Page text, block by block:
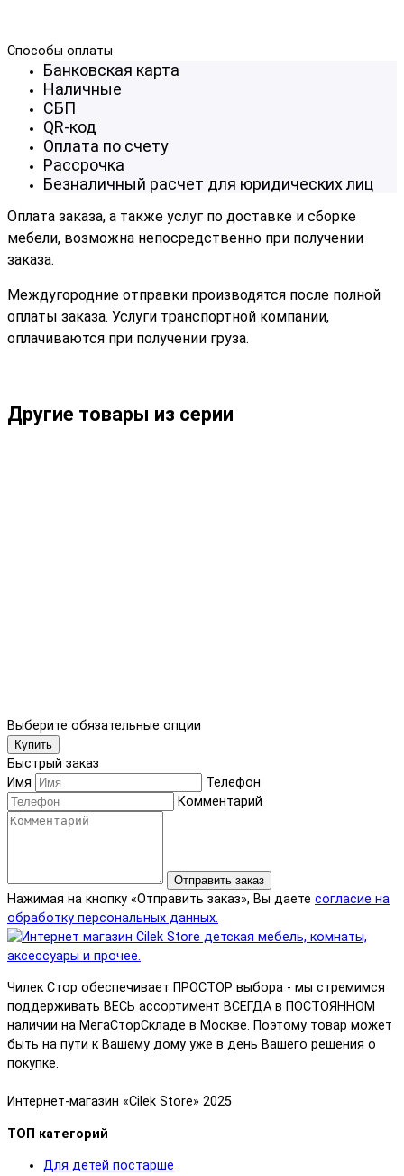
Способы оплаты
Банковская карта
Наличные
СБП
QR-код
Оплата по счету
Рассрочка
Безналичный расчет для юридических лиц
Оплата заказа, а также услуг по доставке и сборке
мебели, возможна непосредственно при получении
заказа.
Междугородние отправки производятся после полной
оплаты заказа. Услуги транспортной компании,
оплачиваются при получении груза.
Другие товары из серии
Выберите обязательные опции
Купить
Быстрый заказ
Имя
Телефон
Комментарий
Отправить заказ
Нажимая на кнопку «Отправить заказ», Вы даете согласие на
обработку персональных данных.
Чилек Стор обеспечивает ПРОСТОР выбора - мы стремимся
поддерживать ВЕСЬ ассортимент ВСЕГДА в ПОСТОЯННОМ
наличии на МегаСторСкладе в Москве. Поэтому товар может
быть на пути к Вашему дому уже в день Вашего решения о
покупке.
Интернет-магазин «Cilek Store» 2025
ТОП категорий
Для детей постарше